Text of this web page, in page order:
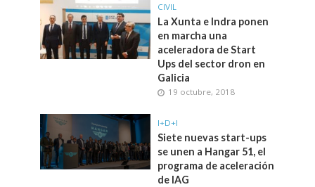
CIVIL
La Xunta e Indra ponen
en marcha una
aceleradora de Start
Ups del sector dron en
Galicia
19 octubre, 2018
I+D+I
Siete nuevas start-ups
se unen a Hangar 51, el
programa de aceleración
de IAG